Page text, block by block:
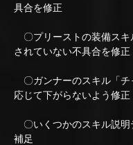
具合を修正
〇プリーストの装備スキ
されていない不具合を修正
〇ガンナーのスキル「チ
応じて下がらないよう修正
〇いくつかのスキル説明
補足